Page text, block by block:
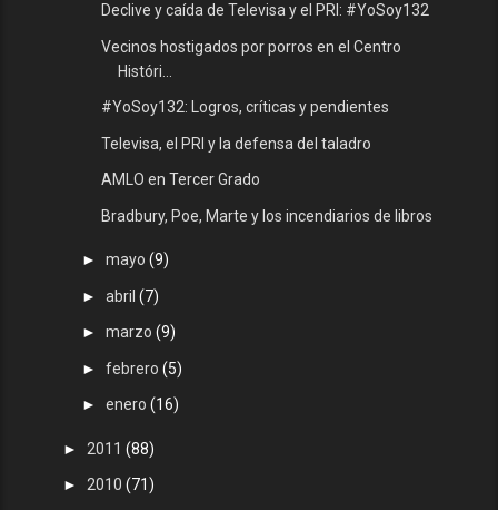
Declive y caída de Televisa y el PRI: #YoSoy132
Vecinos hostigados por porros en el Centro
Históri...
#YoSoy132: Logros, críticas y pendientes
Televisa, el PRI y la defensa del taladro
AMLO en Tercer Grado
Bradbury, Poe, Marte y los incendiarios de libros
►mayo(9)
►abril(7)
►marzo(9)
►febrero(5)
►enero(16)
► 2011(88)
► 2010(71)